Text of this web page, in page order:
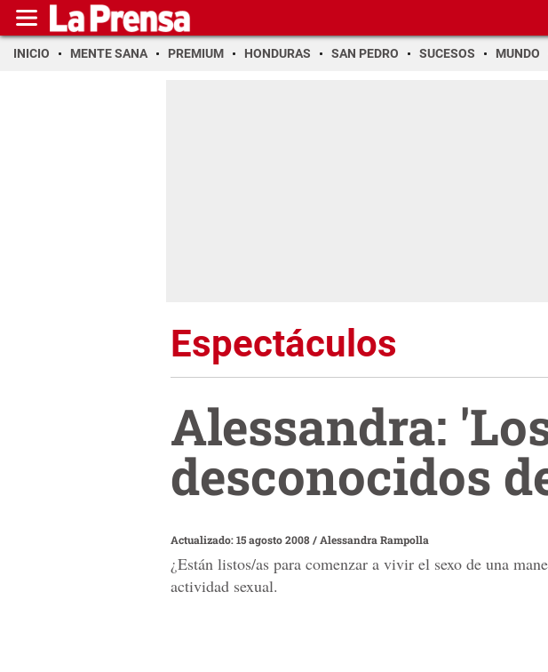
INICIO MENTE SANA PREMIUM HONDURAS SAN PEDRO SUCESOS MUNDO
Espectáculos
Alessandra:
desconocidos
Actualizado: 15 agosto 2008/ Alessandra Rampolla
¿Están listos/as para comenzar a vivir el sexo de una
actividad sexual.